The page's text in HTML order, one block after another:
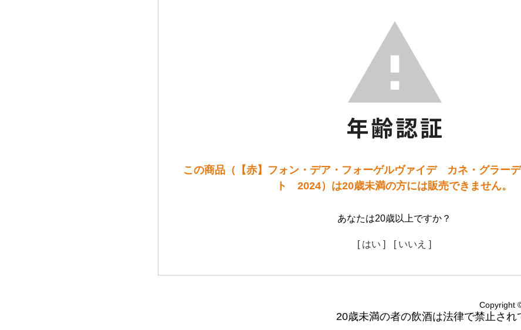
この商品（【赤】フォン・デア・フォーゲルヴァイデ カネ・グラー
ト 2024）は20歳未満の方には販売できません。
あなたは20歳以上ですか？
[ はい ] [ いいえ ]
Copyright
20歳未満の者の飲酒は法律で禁止さ